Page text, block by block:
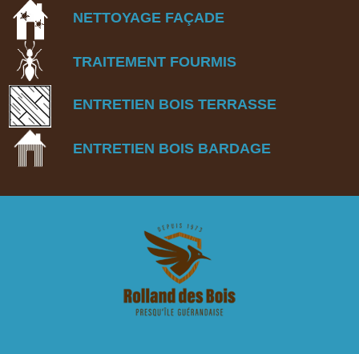
NETTOYAGE FAÇADE
TRAITEMENT FOURMIS
ENTRETIEN BOIS TERRASSE
ENTRETIEN BOIS BARDAGE